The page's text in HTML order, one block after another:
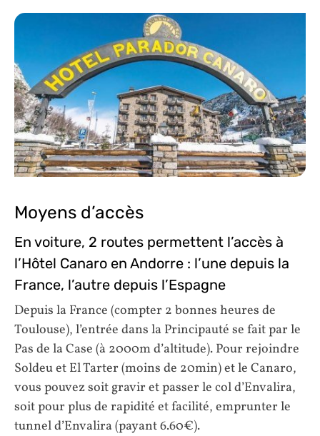
Moyens d’accès
En voiture, 2 routes permettent l’accès à
l’Hôtel Canaro en Andorre : l’une depuis la
France, l’autre depuis l’Espagne
Depuis la France (compter 2 bonnes heures de
Toulouse), l’entrée dans la Principauté se fait par le
Pas de la Case (à 2000m d’altitude). Pour rejoindre
Soldeu et El Tarter (moins de 20min) et le Canaro,
vous pouvez soit gravir et passer le col d’Envalira,
soit pour plus de rapidité et facilité, emprunter le
tunnel d’Envalira (payant 6.60€).